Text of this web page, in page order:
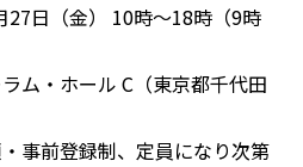
27日（金） 10時～18時（9時
ム・ホール C（東京都千代田
事前登録制、定員になり次第